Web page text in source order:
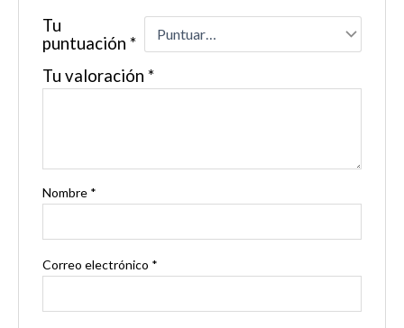
Tu
puntuación *
Tu valoración *
Nombre *
Correo electrónico *